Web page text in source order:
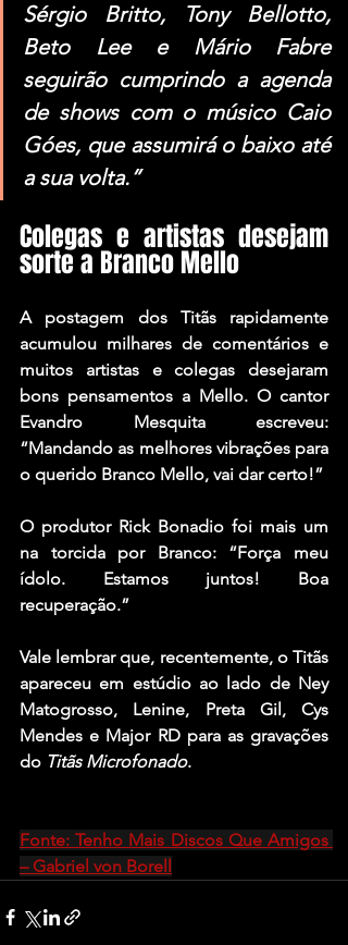
Sérgio Britto, Tony Bellotto,
Beto Lee e Mário Fabre
seguirão cumprindo a agenda
de shows com o músico Caio
Góes, que assumirá o baixo até
a sua volta.”
Colegas e artistas desejam
sorte a Branco Mello
A postagem dos Titãs rapidamente
acumulou milhares de comentários e
muitos artistas e colegas desejaram
bons pensamentos a Mello. O cantor
Evandro Mesquita escreveu:
“Mandando as melhores vibrações para
o querido Branco Mello, vai dar certo!”
O produtor Rick Bonadio foi mais um
na torcida por Branco: “Força meu
ídolo. Estamos juntos! Boa
recuperação.”
Vale lembrar que, recentemente, o Titãs
apareceu em estúdio ao lado de Ney
Matogrosso, Lenine, Preta Gil , Cys
Mendes e Major RD para as gravações
do Titãs Microfonado.
Fonte: Tenho Mais Discos Que Amigos
– Gabriel von Borell